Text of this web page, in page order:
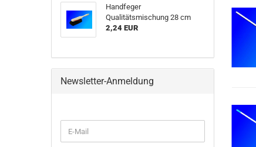
Handfeger
Qualitätsmischung 28 cm
2,24 EUR
Newsletter-Anmeldung
ZUR
E-
Mail